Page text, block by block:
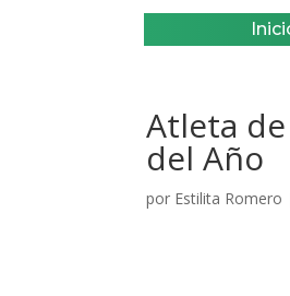
Atleta
del Año
por Estilita Romero